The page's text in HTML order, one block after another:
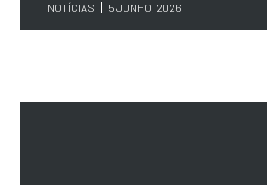
NOTÍCIAS 5 JUNHO, 2026